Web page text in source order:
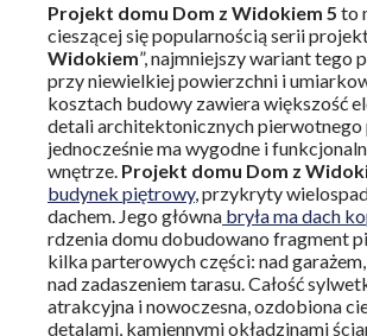
Projekt domu Dom z Widokiem 5 to
cieszącej się popularnością serii
Widokiem”, najmniejszy wariant tego
przy niewielkiej powierzchni i
kosztach budowy zawiera większość
detali architektonicznych pierwotnego
jednocześnie ma wygodne i
wnętrze. Projekt domu Dom z
budynek piętrowy, przykryty
dachem. Jego główna bryła ma dach
rdzenia domu dobudowano fragment
kilka parterowych części: nad
nad zadaszeniem tarasu. Całość
atrakcyjna i nowoczesna, ozdobiona
detalami, kamiennymi okładzinami